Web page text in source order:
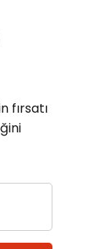
fırsatı